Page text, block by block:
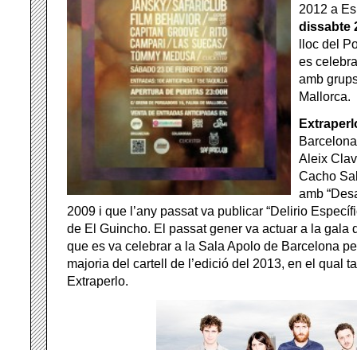
2012 a
dissabte
lloc del
es
amb
Mallorca.
Aleix
Cacho
amb
2009 i que l’any passat va publicar “Delirio
de El Guincho. El passat gener va actuar a la gala
que es va celebrar a la Sala Apolo de Barcelona
majoria del cartell de l’edició del 2013, en el qual
Extraperlo.